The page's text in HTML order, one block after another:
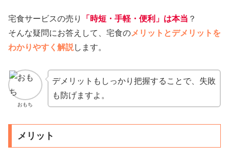
宅食サービスの売り 「時短・手軽・便利」は本当 ？
そんな疑問にお答えして、宅食のメリットとデメリットを
わかりやすく解説します。
おもち
デメリットもしっかり把握することで、失敗
も防げますよ。
メリット